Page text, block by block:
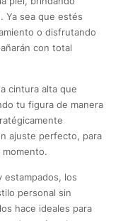
Ya sea que estés
o disfrutando
con total
cintura alta que
tu figura de manera
ajuste perfecto, para
estampados, los
personal sin
hace ideales para